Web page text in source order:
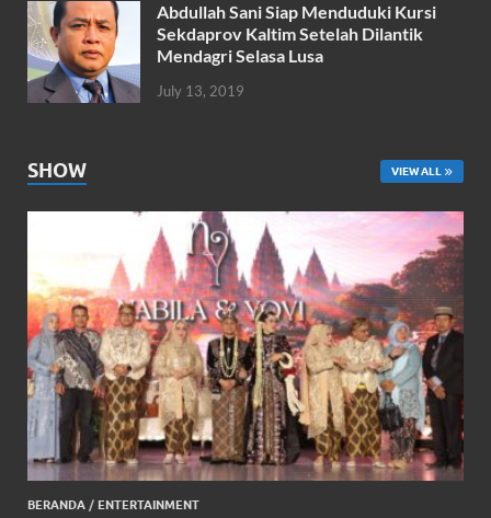
Abdullah Sani Siap Menduduki Kursi
Sekdaprov Kaltim Setelah Dilantik
Mendagri Selasa Lusa
July 13, 2019
SHOW VIEW ALL
BERANDA / ENTERTAINMENT